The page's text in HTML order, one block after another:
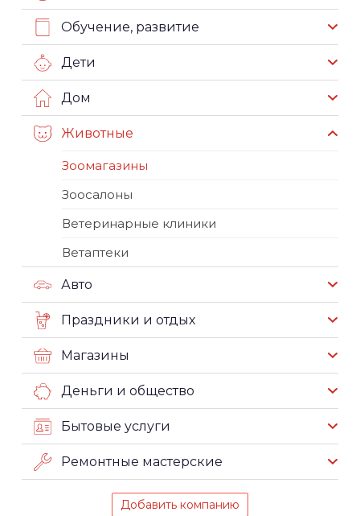
Обучение, развитие
Дети
Дом
Животные
Зоомагазины
Зоосалоны
Ветеринарные клиники
Ветаптеки
Авто
Праздники и отдых
Магазины
Деньги и общество
Бытовые услуги
Ремонтные мастерские
Добавить компанию